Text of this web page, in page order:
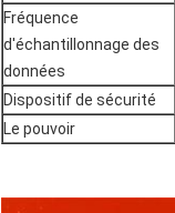
Fréquence
d'échantillonnage des
données
Dispositif de sécurité
Le pouvoir